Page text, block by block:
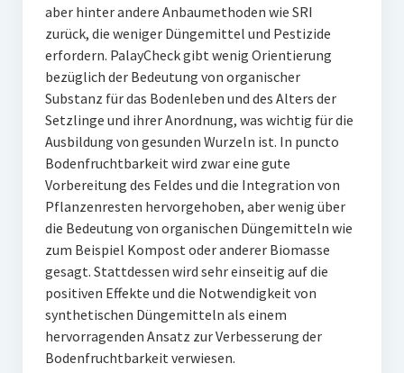
aber hinter andere Anbaumethoden wie SRI
zurück, die weniger Düngemittel und Pestizide
erfordern. PalayCheck gibt wenig Orientierung
bezüglich der Bedeutung von organischer
Substanz für das Bodenleben und des Alters der
Setzlinge und ihrer Anordnung, was wichtig für die
Ausbildung von gesunden Wurzeln ist. In puncto
Bodenfruchtbarkeit wird zwar eine gute
Vorbereitung des Feldes und die Integration von
Pflanzenresten hervorgehoben, aber wenig über
die Bedeutung von organischen Düngemitteln wie
zum Beispiel Kompost oder anderer Biomasse
gesagt. Stattdessen wird sehr einseitig auf die
positiven Effekte und die Notwendigkeit von
synthetischen Düngemitteln als einem
hervorragenden Ansatz zur Verbesserung der
Bodenfruchtbarkeit verwiesen.